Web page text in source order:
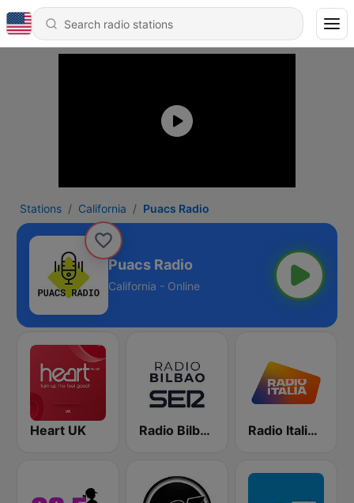
Stations California Puacs Radio
Puacs Radio
California - Online
Heart UK Radio Bilbao SER Radio Italia solomusicaitaliana